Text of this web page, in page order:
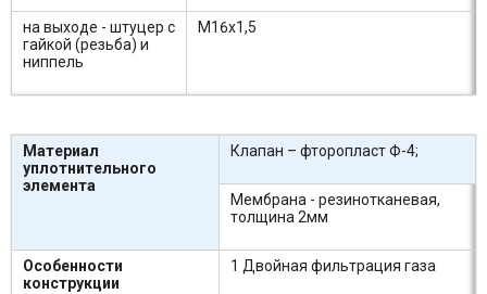
на выходе - штуцер с
гайкой (резьба) и
ниппель
М16х1,5
Материал
уплотнительного
элемента
Клапан – фторопласт Ф-4;
Мембрана - резинотканевая,
толщина 2мм
Особенности
конструкции
1 Двойная фильтрация газа